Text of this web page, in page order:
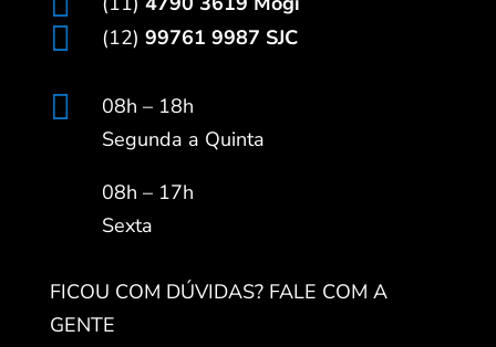
 (12) 99761 9987 SJC

08h – 18h
Segunda a Quinta
08h – 17h
Sexta
FICOU COM DÚVIDAS? FALE COM A
GENTE